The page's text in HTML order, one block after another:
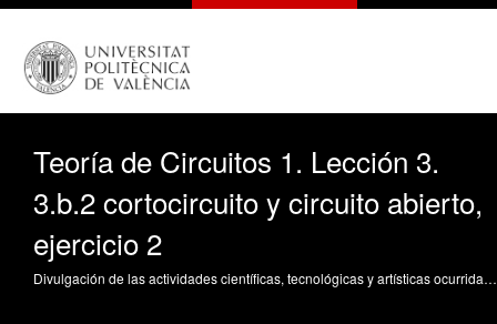
Teoría de Circuitos 1. Lección 3.
3.b.2 cortocircuito y circuito abierto,
ejercicio 2
Divulgación de las actividades científicas, tecnológicas y artísticas ocurridas en los tres campus de la UPV